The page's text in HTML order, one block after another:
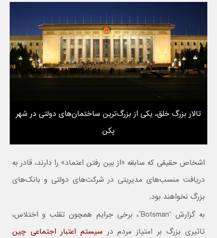
تالار بزرگ خلق، یکی از بزرگ‌ترین ساختمان‌های دولتی در شهر
پکن
اشخاص حقیقی که سابقه «از بین رفتن اعتماد» را دارند، قادر به
دریافت منسب‌های مدیریتی در شرکت‌های دولتی و بانک‌های
بزرگ نخواهند بود.
به گزارش “Botsman”، برخی جرایم همچون تقلب و اختلاس،
تاثیری بزرگ بر امتیاز مردم در سیستم اعتبار اجتماعی چین